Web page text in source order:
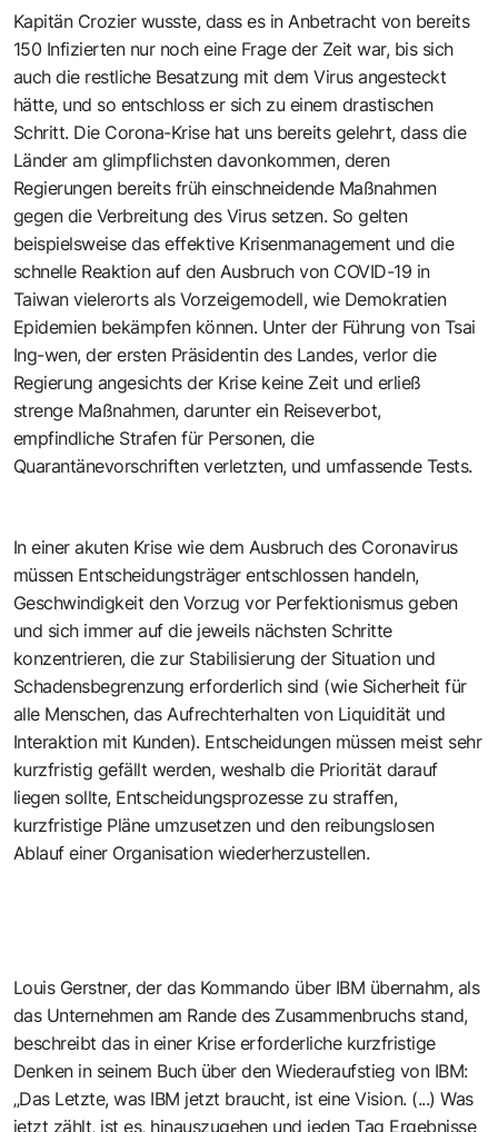
Kapitän Crozier wusste, dass es in Anbetracht von bereits
150 Infizierten nur noch eine Frage der Zeit war, bis sich
auch die restliche Besatzung mit dem Virus angesteckt
hätte, und so entschloss er sich zu einem drastischen
Schritt. Die Corona-Krise hat uns bereits gelehrt, dass die
Länder am glimpflichsten davonkommen, deren
Regierungen bereits früh einschneidende Maßnahmen
gegen die Verbreitung des Virus setzen. So gelten
beispielsweise das effektive Krisenmanagement und die
schnelle Reaktion auf den Ausbruch von COVID-19 in
Taiwan vielerorts als Vorzeigemodell, wie Demokratien
Epidemien bekämpfen können. Unter der Führung von Tsai
Ing-wen, der ersten Präsidentin des Landes, verlor die
Regierung angesichts der Krise keine Zeit und erließ
strenge Maßnahmen, darunter ein Reiseverbot,
empfindliche Strafen für Personen, die
Quarantänevorschriften verletzten, und umfassende Tests.
In einer akuten Krise wie dem Ausbruch des Coronavirus
müssen Entscheidungsträger entschlossen handeln,
Geschwindigkeit den Vorzug vor Perfektionismus geben
und sich immer auf die jeweils nächsten Schritte
konzentrieren, die zur Stabilisierung der Situation und
Schadensbegrenzung erforderlich sind (wie Sicherheit für
alle Menschen, das Aufrechterhalten von Liquidität und
Interaktion mit Kunden). Entscheidungen müssen meist sehr
kurzfristig gefällt werden, weshalb die Priorität darauf
liegen sollte, Entscheidungsprozesse zu straffen,
kurzfristige Pläne umzusetzen und den reibungslosen
Ablauf einer Organisation wiederherzustellen.
Louis Gerstner, der das Kommando über IBM übernahm, als
das Unternehmen am Rande des Zusammenbruchs stand,
beschreibt das in einer Krise erforderliche kurzfristige
Denken in seinem Buch über den Wiederaufstieg von IBM:
„Das Letzte, was IBM jetzt braucht, ist eine Vision. (...) Was
jetzt zählt, ist es, hinauszugehen und jeden Tag Ergebnisse